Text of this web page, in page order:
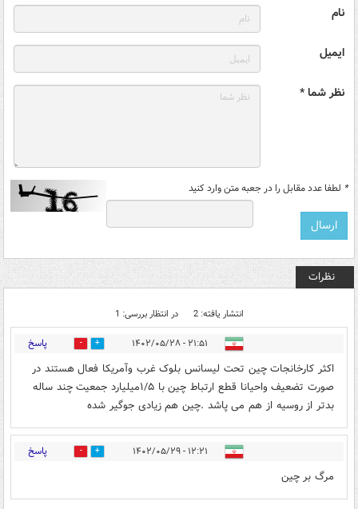
نام
ایمیل
نظر شما *
* لطفا عدد مقابل را در جعبه متن وارد کنید
نظرات
انتشار یافته: 2 در انتظار بررسی: 1
۲۱:۵۱ - ۱۴۰۲/۰۵/۲۸ 0 پاسخ
اکثر کارخانجات چین تحت لیسانس بلوک غرب وآمریکا فعال هستند در
صورت تضعیف واحیانا قطع ارتباط چین با ۱/۵میلیارد جمعیت چند ساله
بدتر از روسیه از هم می پاشد .چین هم زیادی جوگیر شده
۱۲:۲۱ - ۱۴۰۲/۰۵/۲۹ 0 پاسخ
مرگ بر چین